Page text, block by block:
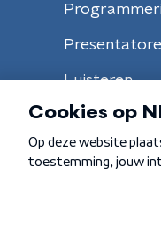
Luisteren
Algemene